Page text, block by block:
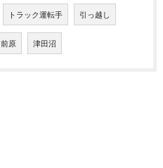
トラック運転手 引っ越し
前原 津田沼